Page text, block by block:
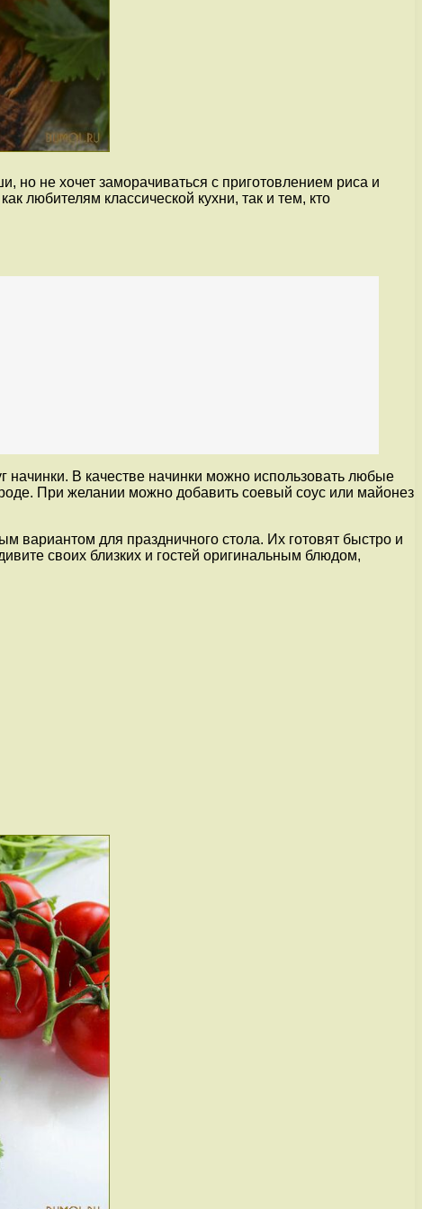
но не хочет заморачиваться с приготовлением риса и
любителям классической кухни, так и тем, кто
начинки. В качестве начинки можно использовать любые
При желании можно добавить соевый соус или майонез
вариантом для праздничного стола. Их готовят быстро и
своих близких и гостей оригинальным блюдом,